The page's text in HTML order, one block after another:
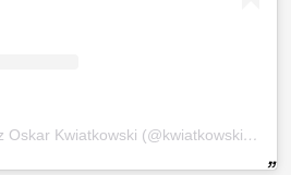
Post udostępniony przez Oskar Kwiatkowski (@kwiatkowski_oskar)